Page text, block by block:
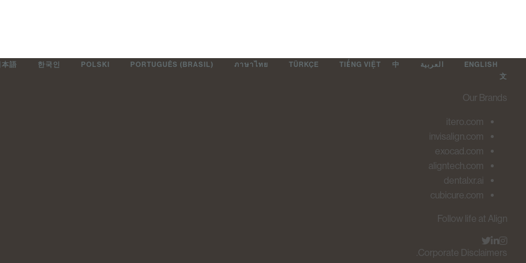
ENGLISH العربية 本語 한국인 POLSKI PORTUGUÊS (BRASIL) ภาษาไทย TÜRKÇE TIẾNG VIỆT
中
文
Our Brands
itero.com
invisalign.com
exocad.com
aligntech.com
dentalxr.ai
cubicure.com
Follow life at Align
Corporate Disclaimers.